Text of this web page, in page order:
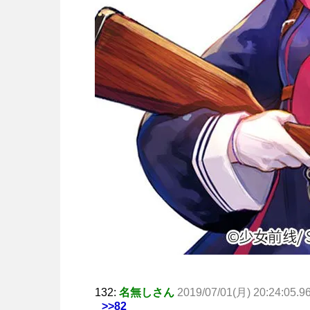
132: 名無しさん 2019/07/01(月)
>>82